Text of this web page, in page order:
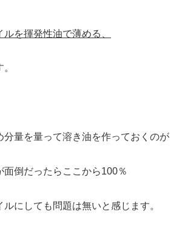
を揮発性油で薄める、
分量を量って溶き油を作っておくのが
面倒だったらここから100％
にしても問題は無いと感じます。